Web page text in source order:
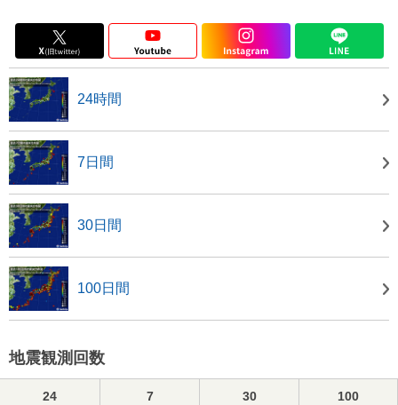
24時間
7日間
30日間
100日間
地震観測回数
24
7
30
100